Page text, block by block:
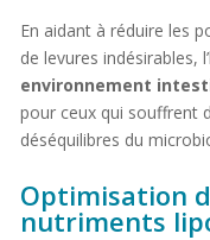
En aidant à réduire les
de levures indésirables,
environnement
pour ceux qui souffrent
déséquilibres du
Optimisation
nutriments